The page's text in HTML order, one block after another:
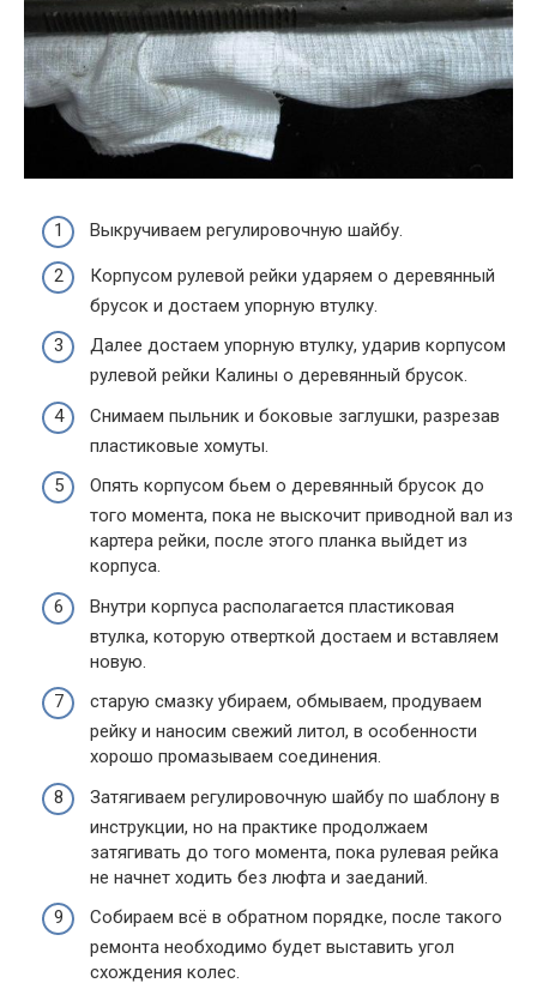
Выкручиваем регулировочную шайбу.
Корпусом рулевой рейки ударяем о деревянный
брусок и достаем упорную втулку.
Далее достаем упорную втулку, ударив корпусом
рулевой рейки Калины о деревянный брусок.
Снимаем пыльник и боковые заглушки, разрезав
пластиковые хомуты.
Опять корпусом бьем о деревянный брусок до
того момента, пока не выскочит приводной вал из
картера рейки, после этого планка выйдет из
корпуса.
Внутри корпуса располагается пластиковая
втулка, которую отверткой достаем и вставляем
новую.
старую смазку убираем, обмываем, продуваем
рейку и наносим свежий литол, в особенности
хорошо промазываем соединения.
Затягиваем регулировочную шайбу по шаблону в
инструкции, но на практике продолжаем
затягивать до того момента, пока рулевая рейка
не начнет ходить без люфта и заеданий.
Собираем всё в обратном порядке, после такого
ремонта необходимо будет выставить угол
схождения колес.